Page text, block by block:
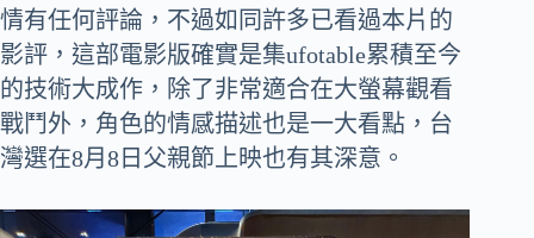
情有任何評論，不過如同許多已看過本片的
影評，這部電影版確實是集ufotable累積至今
的技術大成作，除了非常適合在大螢幕觀看
戰鬥外，角色的情感描述也是一大看點，台
灣選在8月8日父親節上映也有其深意。